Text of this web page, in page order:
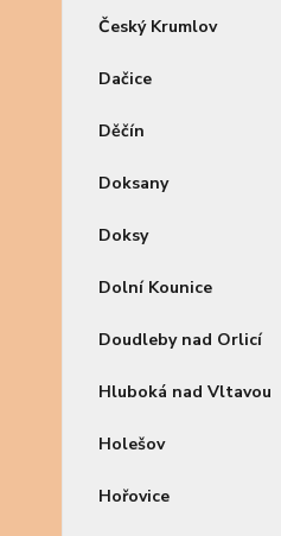
Český Krumlov
Dačice
Děčín
Doksany
Doksy
Dolní Kounice
Doudleby nad Orlicí
Hluboká nad Vltavou
Holešov
Hořovice